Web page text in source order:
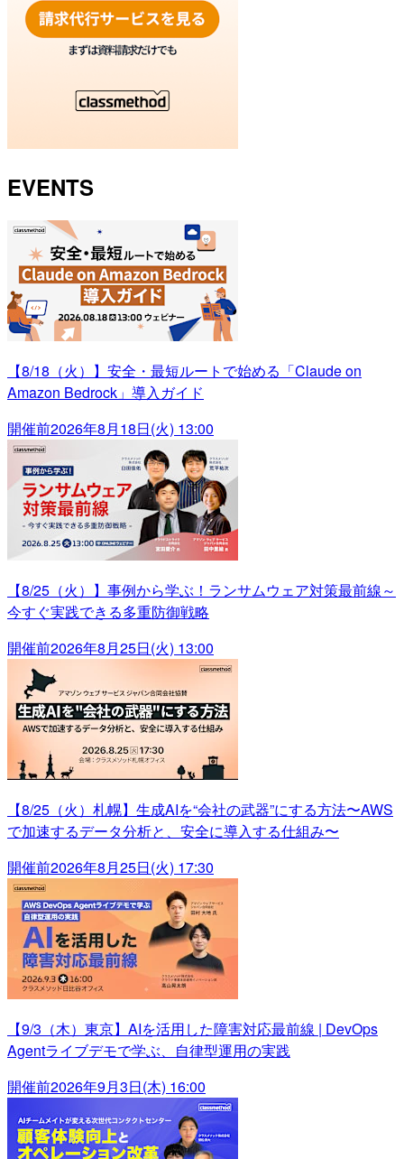
EVENTS
【8/18（火）】安全・最短ルートで始める「Claude on
Amazon Bedrock」導入ガイド
開催前2026年8月18日(火) 13:00
【8/25（火）】事例から学ぶ！ランサムウェア対策最前線～
今すぐ実践できる多重防御戦略
開催前2026年8月25日(火) 13:00
【8/25（火）札幌】生成AIを“会社の武器”にする方法〜AWS
で加速するデータ分析と、安全に導入する仕組み〜
開催前2026年8月25日(火) 17:30
【9/3（木）東京】AIを活用した障害対応最前線 | DevOps
Agentライブデモで学ぶ、自律型運用の実践
開催前2026年9月3日(木) 16:00